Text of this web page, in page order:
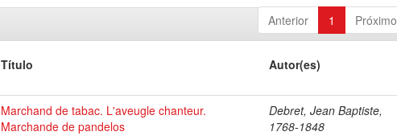
Anterior 1 Próximo
Título Autor(es)
Marchand de tabac. L'aveugle chanteur.
Marchande de pandelos
Debret, Jean Baptiste,
1768-1848